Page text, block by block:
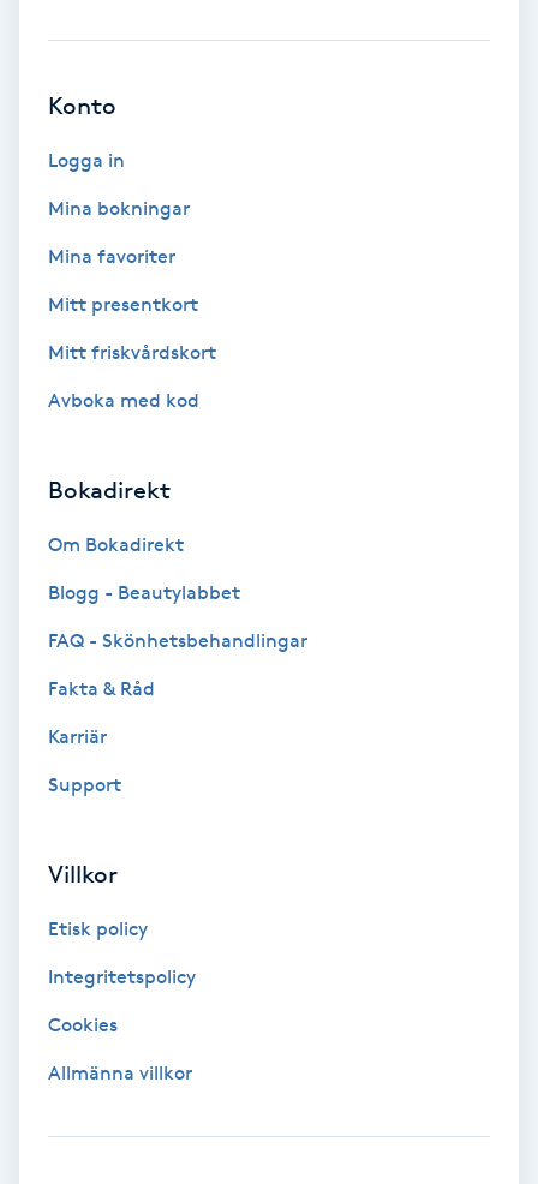
Extensions
Extensions borttagning
Eyeliner-tatuering
Faceliftmassage
Fet hårbotten
Fettreducering
Fibromassage
Fotmassage
Fotsvamp
Fransar
Fransborttagning
Fransfärgning
Fransförlängning
Konto
Logga in
Mina bokningar
Mina favoriter
Mitt presentkort
Mitt friskvårdskort
Avboka med kod
Bokadirekt
Om Bokadirekt
Blogg - Beautylabbet
FAQ - Skönhetsbehandlingar
Fakta & Råd
Karriär
Support
Villkor
Etisk policy
Integritetspolicy
Cookies
Allmänna villkor